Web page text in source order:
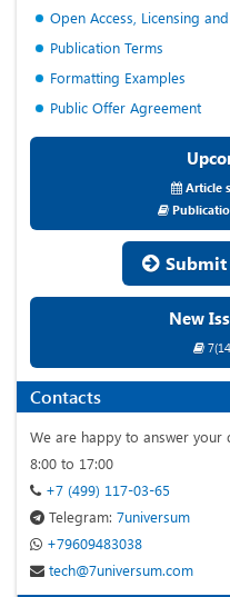
Open Access, Licensing
Publication Terms
Formatting Examples
Public Offer Agreement
Article
New
Contacts
We are happy to answer your
8:00 to 17:00
+7 (499) 117-03-65
Telegram: 7universum
+79609483038
tech@7universum.com